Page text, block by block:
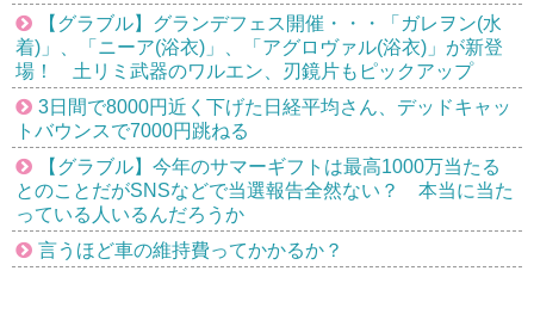
【グラブル】グランデフェス開催・・・「ガレヲン(水
着)」、「ニーア(浴衣)」、「アグロヴァル(浴衣)」が新登
場！ 土リミ武器のワルエン、刃鏡片もピックアップ
3日間で8000円近く下げた日経平均さん、デッドキャッ
トバウンスで7000円跳ねる
【グラブル】今年のサマーギフトは最高1000万当たる
とのことだがSNSなどで当選報告全然ない？ 本当に当た
っている人いるんだろうか
言うほど車の維持費ってかかるか？